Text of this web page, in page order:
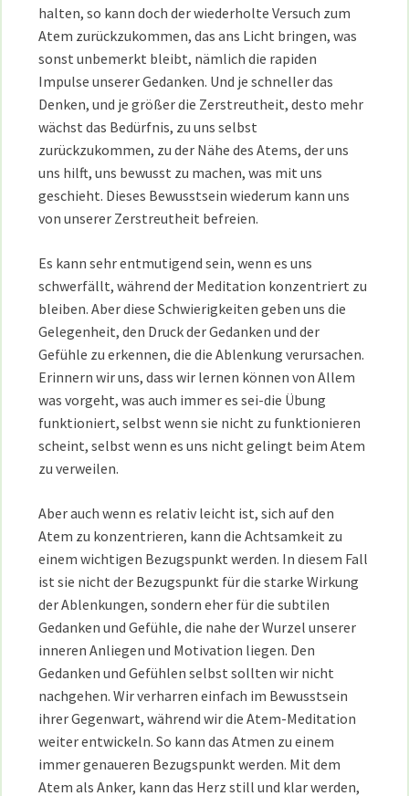
halten, so kann doch der wiederholte Versuch zum
Atem zurückzukommen, das ans Licht bringen, was
sonst unbemerkt bleibt, nämlich die rapiden
Impulse unserer Gedanken. Und je schneller das
Denken, und je größer die Zerstreutheit, desto mehr
wächst das Bedürfnis, zu uns selbst
zurückzukommen, zu der Nähe des Atems, der uns
uns hilft, uns bewusst zu machen, was mit uns
geschieht. Dieses Bewusstsein wiederum kann uns
von unserer Zerstreutheit befreien.
Es kann sehr entmutigend sein, wenn es uns
schwerfällt, während der Meditation konzentriert zu
bleiben. Aber diese Schwierigkeiten geben uns die
Gelegenheit, den Druck der Gedanken und der
Gefühle zu erkennen, die die Ablenkung verursachen.
Erinnern wir uns, dass wir lernen können von Allem
was vorgeht, was auch immer es sei-die Übung
funktioniert, selbst wenn sie nicht zu funktionieren
scheint, selbst wenn es uns nicht gelingt beim Atem
zu verweilen.
Aber auch wenn es relativ leicht ist, sich auf den
Atem zu konzentrieren, kann die Achtsamkeit zu
einem wichtigen Bezugspunkt werden. In diesem Fall
ist sie nicht der Bezugspunkt für die starke Wirkung
der Ablenkungen, sondern eher für die subtilen
Gedanken und Gefühle, die nahe der Wurzel unserer
inneren Anliegen und Motivation liegen. Den
Gedanken und Gefühlen selbst sollten wir nicht
nachgehen. Wir verharren einfach im Bewusstsein
ihrer Gegenwart, während wir die Atem-Meditation
weiter entwickeln. So kann das Atmen zu einem
immer genaueren Bezugspunkt werden. Mit dem
Atem als Anker, kann das Herz still und klar werden,